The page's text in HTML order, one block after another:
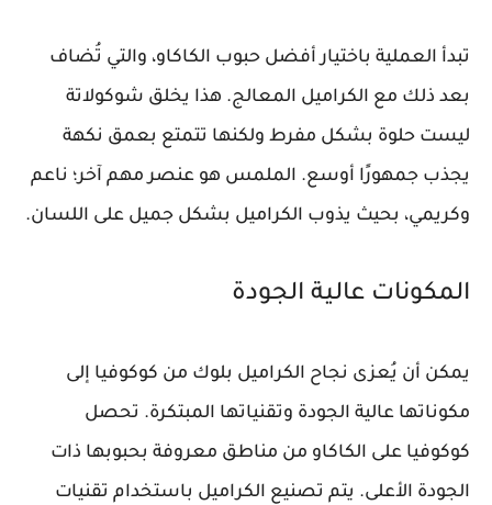
تبدأ العملية باختيار أفضل حبوب الكاكاو، والتي تُضاف
بعد ذلك مع الكراميل المعالج. هذا يخلق شوكولاتة
ليست حلوة بشكل مفرط ولكنها تتمتع بعمق نكهة
يجذب جمهورًا أوسع. الملمس هو عنصر مهم آخر؛ ناعم
وكريمي، بحيث يذوب الكراميل بشكل جميل على اللسان.
المكونات عالية الجودة
يمكن أن يُعزى نجاح الكراميل بلوك من كوكوفيا إلى
مكوناتها عالية الجودة وتقنياتها المبتكرة. تحصل
كوكوفيا على الكاكاو من مناطق معروفة بحبوبها ذات
الجودة الأعلى. يتم تصنيع الكراميل باستخدام تقنيات